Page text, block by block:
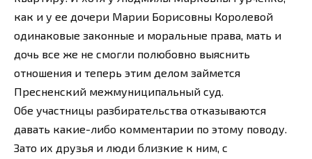
как и у ее дочери Марии Борисовны Королевой
одинаковые законные и моральные права, мать и
дочь все же не смогли полюбовно выяснить
отношения и теперь этим делом займется
Пресненский межмуниципальный суд.
Обе участницы разбирательства отказываются
давать какие-либо комментарии по этому поводу.
Зато их друзья и люди близкие к ним, с